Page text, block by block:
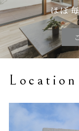
ほぼ
Location